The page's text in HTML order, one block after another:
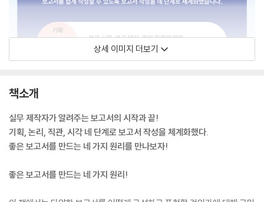
상세 이미지 더보기
책소개
실무 제작자가 알려주는 보고서의 시작과 끝!
기획, 논리, 직관, 시각 네 단계로 보고서 작성을 체계화했다.
좋은 보고서를 만드는 네 가지 원리를 만나보자!
좋은 보고서를 만드는 네 가지 원리!